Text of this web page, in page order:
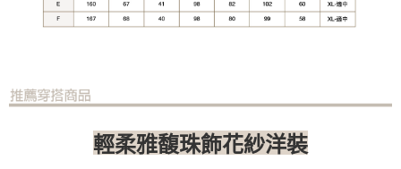
輕柔雅馥珠飾花紗洋裝